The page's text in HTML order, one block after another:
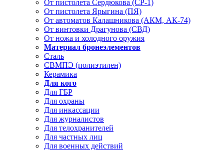
От пистолета Сердюкова (СР-1)
От пистолета Ярыгина (ПЯ)
От автоматов Калашникова (АКМ, АК-74)
От винтовки Драгунова (СВД)
От ножа и холодного оружия
Материал бронеэлементов
Сталь
СВМПЭ (полиэтилен)
Керамика
Для кого
Для ГБР
Для охраны
Для инкассации
Для журналистов
Для телохранителей
Для частных лиц
Для военных действий